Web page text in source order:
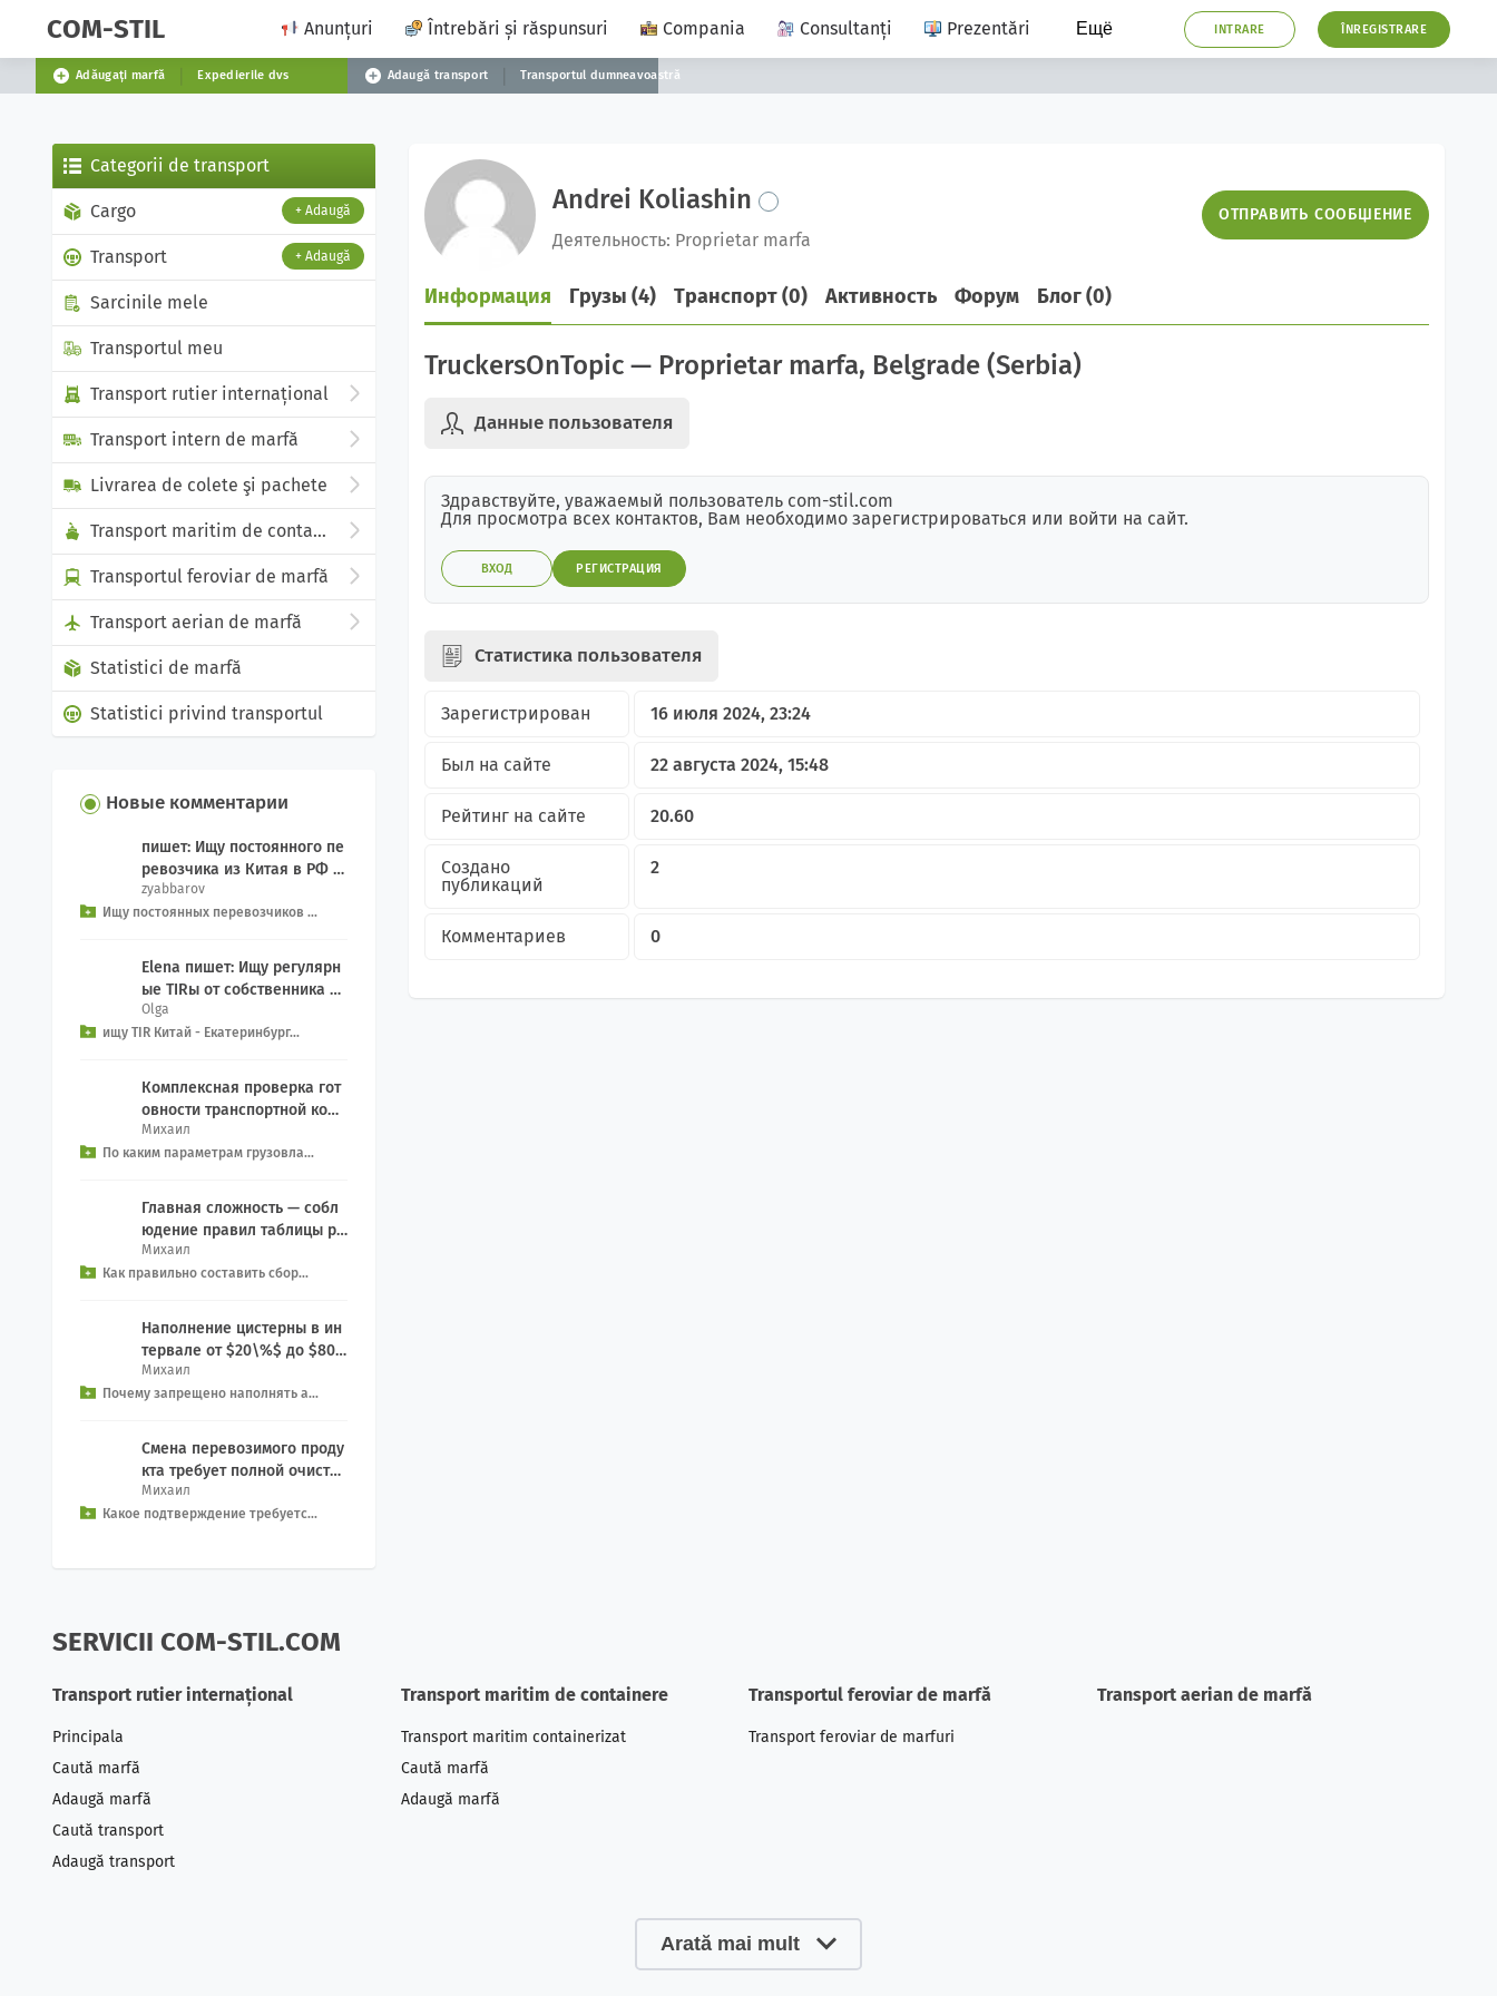
COM-STIL Anunțuri Întrebări și răspunsuri Compania Consultanți Prezentări Ещё INTRARE ÎNREGISTRARE
Adăugați marfă Expedierile dvs Adaugă transport Transportul dumneavoastră
Categorii de transport
Cargo + Adaugă
Transport + Adaugă
Sarcinile mele
Transportul meu
Transport rutier internațional
Transport intern de marfă
Livrarea de colete şi pachete
Transport maritim de containere
Transportul feroviar de marfă
Transport aerian de marfă
Statistici de marfă
Statistici privind transportul
Новые комментарии
пишет: Ищу постоянного пе
ревозчика из Китая в РФ д
ля еженедельного Добрый
день, как связ...
zyabbarov
Ищу постоянных перевозчиков ...
Elena пишет: Ищу регулярн
ые TIRы от собственника се
рвиса на Екатеринбург из к
итая, EXW We...
Olga
ищу TIR Китай - Екатеринбург...
Комплексная проверка гот
овности транспортной комп
ании включает контрольны
й чек-лист: Прове...
Михаил
По каким параметрам грузовла...
Главная сложность — собл
юдение правил таблицы ра
зделения (Segregation): За
прет на совместн...
Михаил
Как правильно составить сбор...
Наполнение цистерны в ин
тервале от $20\%$ до $80\
%$ создает смертельную уг
розу опрокидыван...
Михаил
Почему запрещено наполнять а...
Смена перевозимого проду
кта требует полной очистки
емкости: Процедура: Включ
ает в себя про...
Михаил
Какое подтверждение требуетс...
Andrei Koliashin
Деятельность: Proprietar marfa
ОТПРАВИТЬ СООБЩЕНИЕ
Информация Грузы (4) Транспорт (0) Активность Форум Блог (0)
TruckersOnTopic — Proprietar marfa, Belgrade (Serbia)
Данные пользователя
Здравствуйте, уважаемый пользователь com-stil.com
Для просмотра всех контактов, Вам необходимо зарегистрироваться или войти на сайт.
ВХОД РЕГИСТРАЦИЯ
Статистика пользователя
Зарегистрирован 16 июля 2024, 23:24
Был на сайте 22 августа 2024, 15:48
Рейтинг на сайте 20.60
Создано
публикаций
2
Комментариев 0
SERVICII COM-STIL.COM
Transport rutier internațional
Principala
Caută marfă
Adaugă marfă
Caută transport
Adaugă transport
Transport maritim de containere
Transport maritim containerizat
Caută marfă
Adaugă marfă
Transportul feroviar de marfă
Transport feroviarde marfuri
Transport aerian de marfă
Arată mai mult